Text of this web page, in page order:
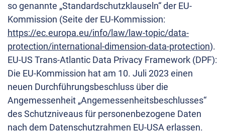
so genannte „Standardschutzklauseln“ der EU-
Kommission (Seite der EU-Kommission:
https://ec.europa.eu/info/law/law-topic/data-
protection/international-dimension-data-protection).
EU-US Trans-Atlantic Data Privacy Framework (DPF):
Die EU-Kommission hat am 10. Juli 2023 einen
neuen Durchführungsbeschluss über die
Angemessenheit „Angemessenheitsbeschlusses“
des Schutzniveaus für personenbezogene Daten
nach dem Datenschutzrahmen EU-USA erlassen.